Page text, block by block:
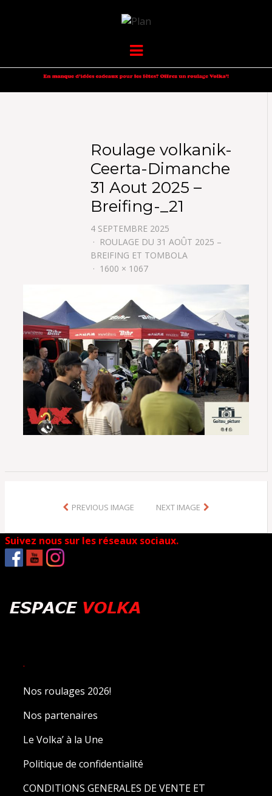
VOLKANIK-
ENDURANCE
Menu
Roulage volkanik-
Ceerta-Dimanche
31 Aout 2025 –
Breifing-_21
4 SEPTEMBRE 2025
ROULAGE DU 31 AOÛT 2025 –
BREIFING ET TOMBOLA
1600 × 1067
PREVIOUS IMAGE NEXT IMAGE
Suivez nous sur les réseaux sociaux.
.
Nos roulages 2026!
Nos partenaires
Le Volka’ à la Une
Politique de confidentialité
CONDITIONS GENERALES DE VENTE ET